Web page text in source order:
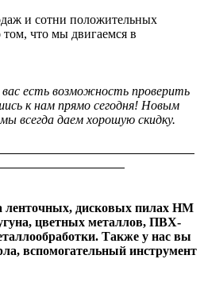
и сотни положительных
что мы двигаемся в
есть возможность проверить
к нам прямо сегодня! Новым
всегда даем хорошую скидку.
дисковых пилах HM
цветных металлов, ПВХ-
Также у нас вы
вспомогательный инструмент